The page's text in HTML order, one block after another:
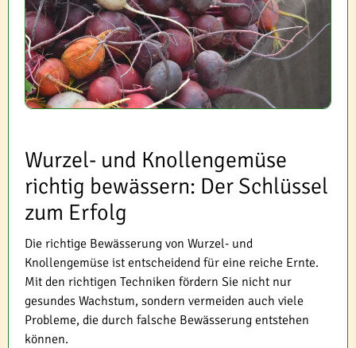
Wurzel- und Knollengemüse
richtig bewässern: Der Schlüssel
zum Erfolg
Die richtige Bewässerung von Wurzel- und
Knollengemüse ist entscheidend für eine reiche Ernte.
Mit den richtigen Techniken fördern Sie nicht nur
gesundes Wachstum, sondern vermeiden auch viele
Probleme, die durch falsche Bewässerung entstehen
können.